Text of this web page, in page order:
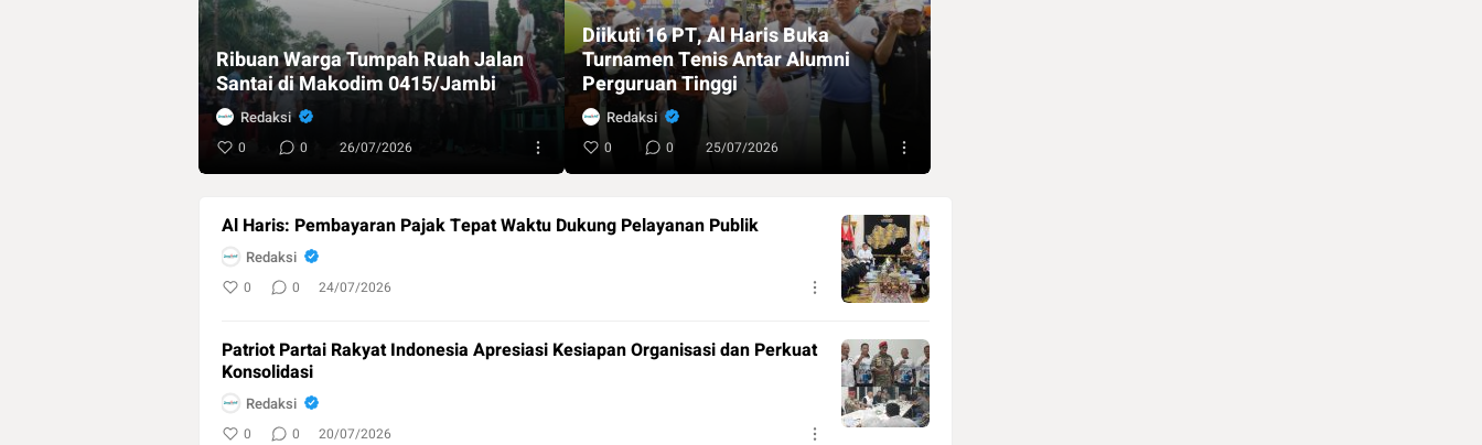
Ribuan Warga Tumpah Ruah Jalan
Santai di Makodim 0415/Jambi
Redaksi
0 0 26/07/2026
Diikuti 16 PT, Al Haris Buka
Turnamen Tenis Antar Alumni
Perguruan Tinggi
Redaksi
0 0 25/07/2026
Al Haris: Pembayaran Pajak Tepat Waktu Dukung Pelayanan Publik
Redaksi
0 0 24/07/2026
Patriot Partai Rakyat Indonesia Apresiasi Kesiapan Organisasi dan Perkuat
Konsolidasi
Redaksi
0 0 20/07/2026